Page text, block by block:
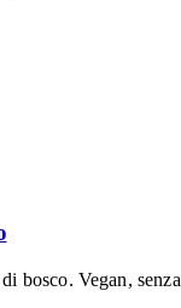
bosco. Vegan,